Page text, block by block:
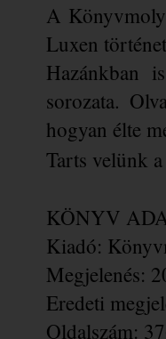
A
Luxen
Hazánkban
sorozata.
hogyan élte
Tarts velünk
KÖNYV
Kiadó:
Megjelenés:
Eredeti
Oldalszám: